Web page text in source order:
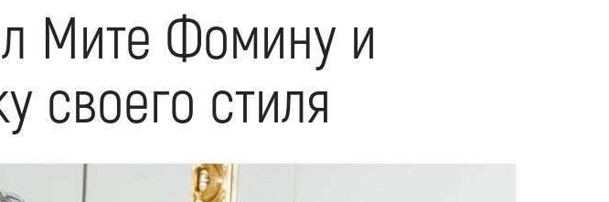
Мите Фомину и
своего стиля